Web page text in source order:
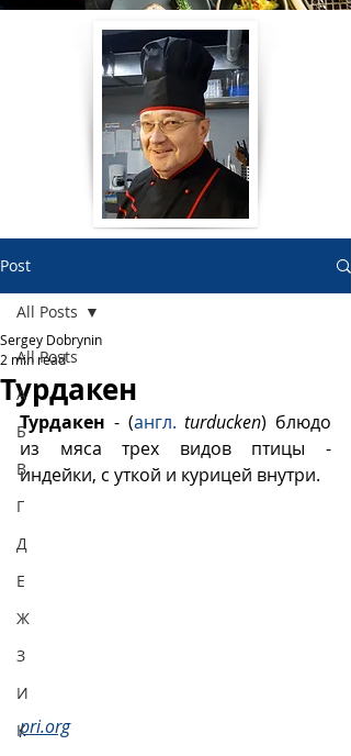
Post
All Posts
А
Б
В
Г
Д
Е
Ж
З
И
К
All Posts
Турдакен
Sergey Dobrynin
2 min read
Турдакен - (англ. turducken) блюдо
из мяса трех видов птицы -
индейки, с уткой и курицей внутри.
pri.org